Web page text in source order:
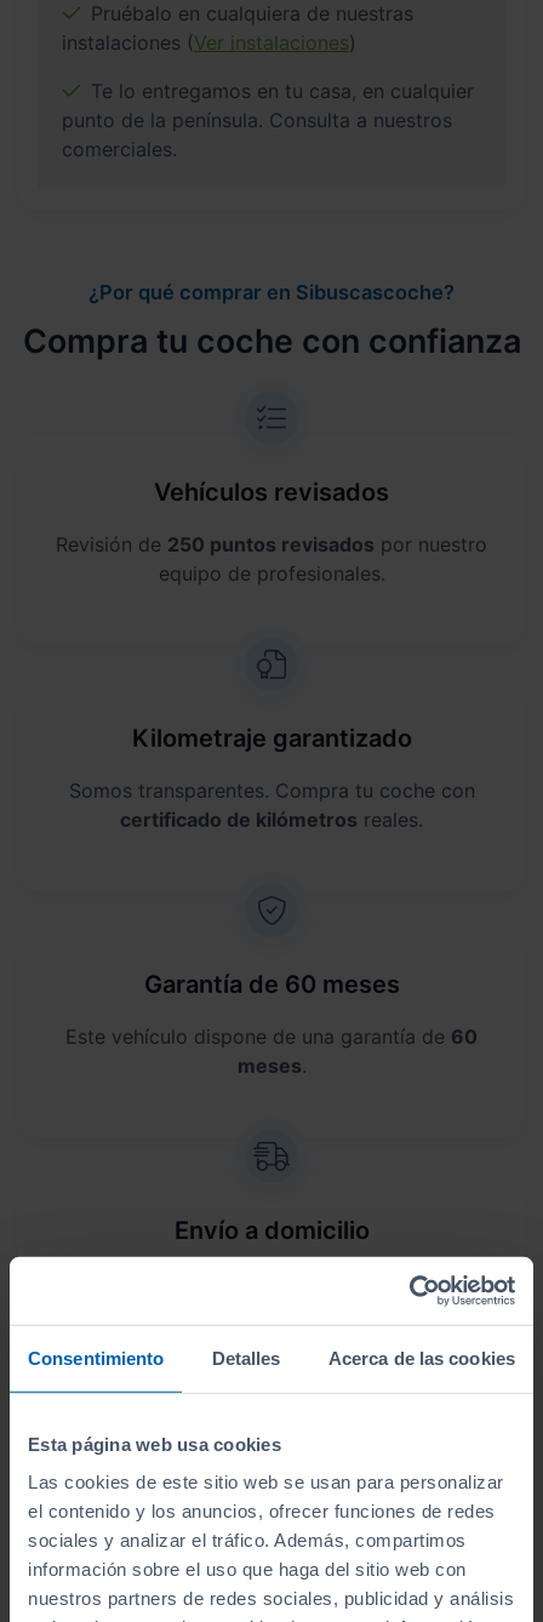
Consentimiento Detalles Acerca de las cookies
Esta página web usa cookies
Las cookies de este sitio web se usan para personalizar
el contenido y los anuncios, ofrecer funciones de redes
sociales y analizar el tráfico. Además, compartimos
información sobre el uso que haga del sitio web con
nuestros partners de redes sociales, publicidad y análisis
Pruébalo en cualquiera de nuestras
instalaciones (Ver instalaciones)
Te lo entregamos en tu casa, en cualquier
punto de la península. Consulta a nuestros
comerciales.
¿Por qué comprar en Sibuscascoche?
Compra tu coche con confianza
Vehículos revisados
Revisión de 250 puntos revisados por nuestro
equipo de profesionales.
Kilometraje garantizado
Somos transparentes. Compra tu coche con
certificado de kilómetros reales.
Garantía de 60 meses
Este vehículo dispone de una garantía de 60
meses.
Envío a domicilio
te lo llevamos a casa. Antes
de lo que crees, lo tendrás en tus manos.
Aceptamos tu coche como parte del
pago
Te ofrecemos lastasaciones más competitivas
del mercado.